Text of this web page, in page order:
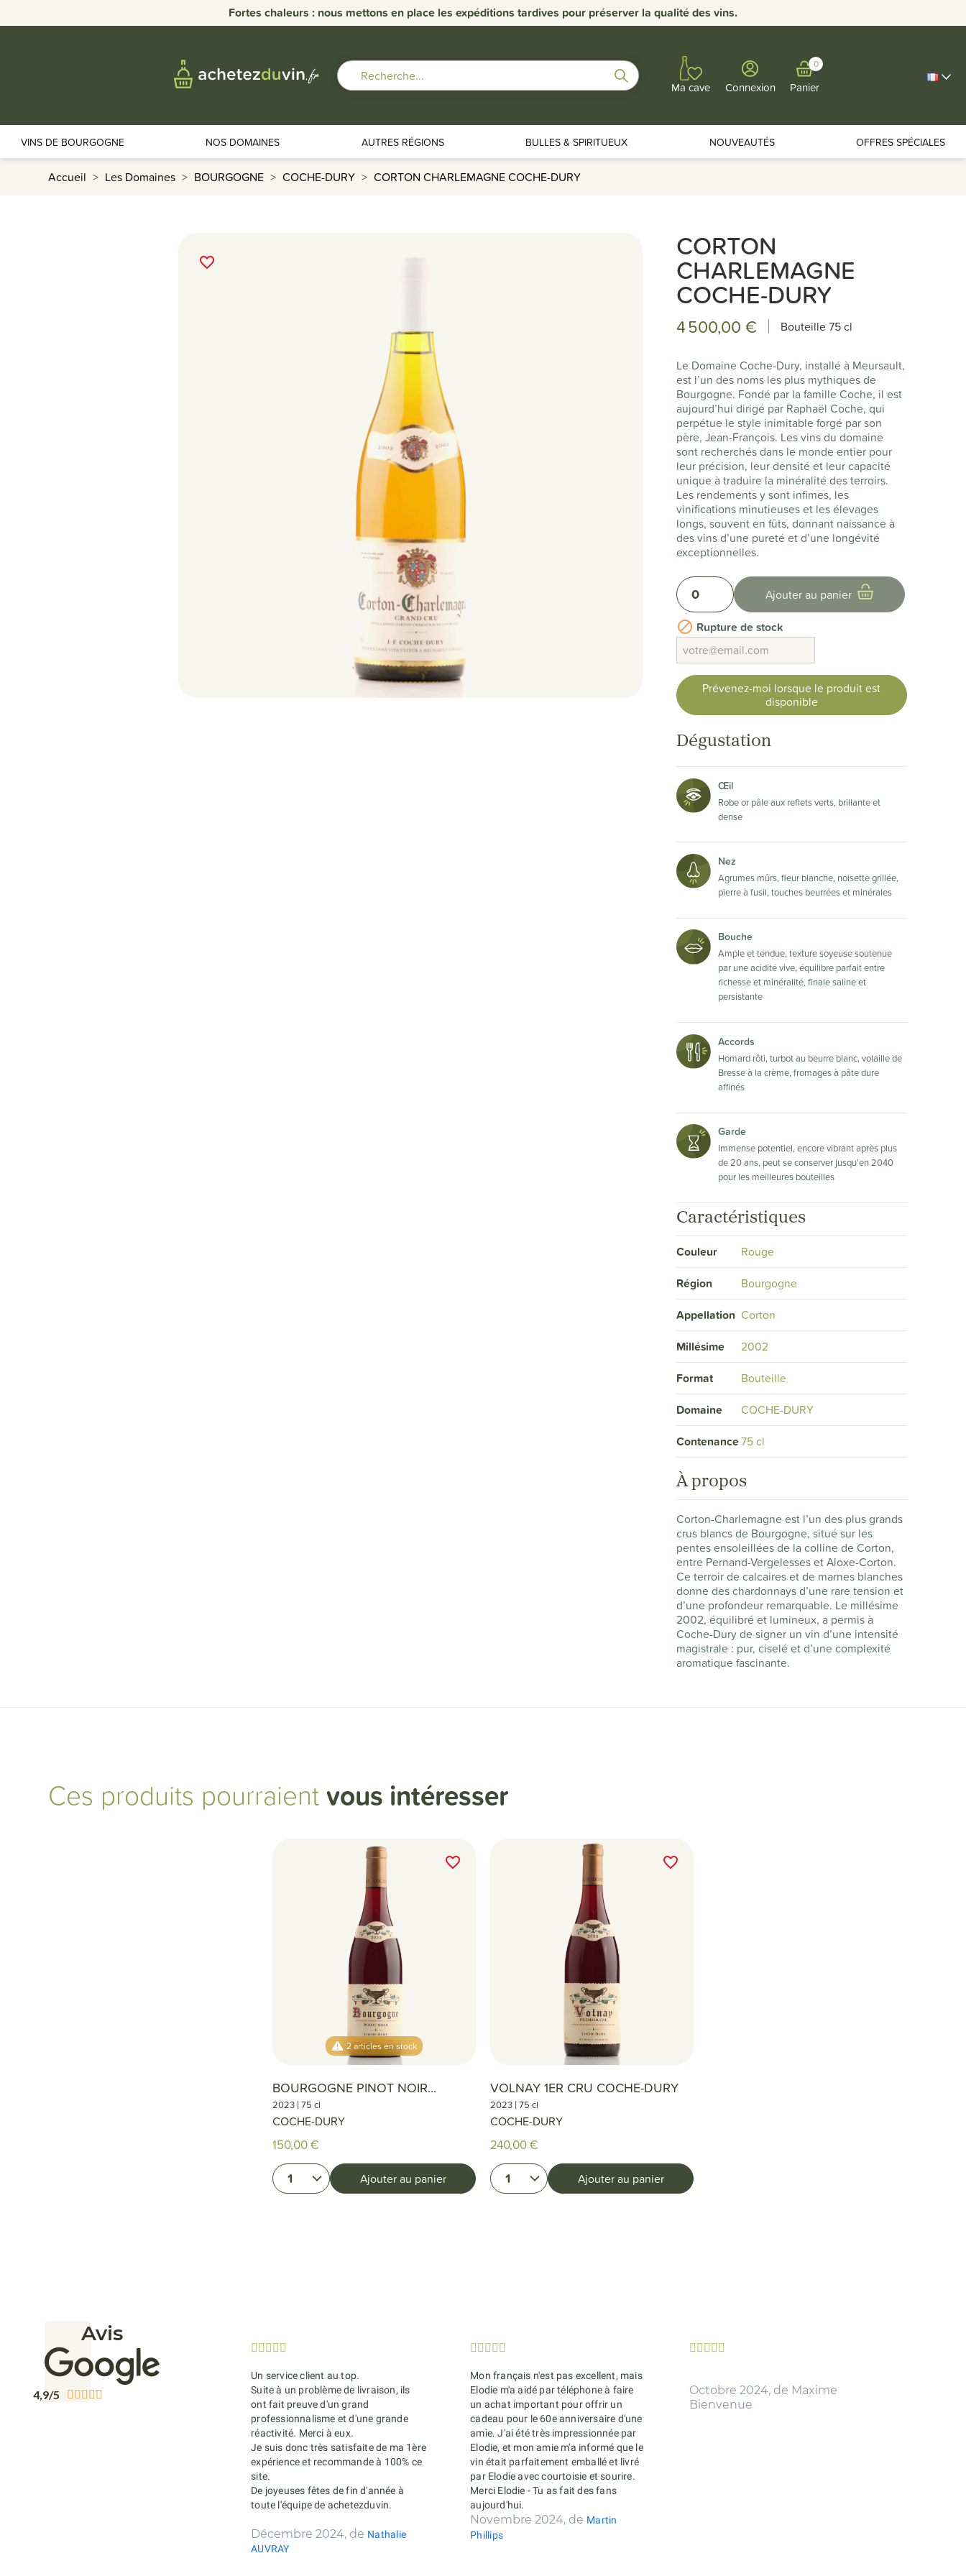
Fortes chaleurs : nous mettons en place les expéditions tardives pour préserver la qualité des vins.
Ma cave Connexion Panier
0
VINS DE BOURGOGNE NOS DOMAINES AUTRES RÉGIONS BULLES & SPIRITUEUX NOUVEAUTÉS OFFRES SPÉCIALES
Accueil Les Domaines BOURGOGNE COCHE-DURY CORTON CHARLEMAGNE COCHE-DURY
favorite_border CORTON
CHARLEMAGNE
COCHE-DURY
4 500,00 € Bouteille75 cl
Le Domaine Coche-Dury, installé à Meursault,
est l’un des noms les plus mythiques de
Bourgogne. Fondé par la famille Coche, il est
aujourd’hui dirigé par Raphaël Coche, qui
perpétue le style inimitable forgé par son
père, Jean-François. Les vins du domaine
sont recherchés dans le monde entier pour
leur précision, leur densité et leur capacité
unique à traduire la minéralité des terroirs.
Les rendements y sont infimes, les
vinifications minutieuses et les élevages
longs, souvent en fûts, donnant naissance à
des vins d’une pureté et d’une longévité
exceptionnelles.
0 Ajouter au panier
 Rupture de stock
Prévenez-moi lorsque le produit est
disponible
Dégustation
Œil
Robe or pâle aux reflets verts, brillante et
dense
Nez
Agrumes mûrs, fleur blanche, noisette grillée,
pierre à fusil, touches beurrées et minérales
Bouche
Ample et tendue, texture soyeuse soutenue
par une acidité vive, équilibre parfait entre
richesse et minéralité, finale saline et
persistante
Accords
Homard rôti, turbot au beurre blanc, volaille de
Bresse à la crème, fromages à pâte dure
affinés
Garde
Immense potentiel, encore vibrant après plus
de 20 ans, peut se conserver jusqu’en 2040
pour les meilleures bouteilles
Caractéristiques
Couleur Rouge
Région Bourgogne
Appellation Corton
Millésime 2002
Format Bouteille
Domaine COCHE-DURY
Contenance75 cl
À propos
Corton-Charlemagne est l’un des plus grands
crus blancs de Bourgogne, situé sur les
pentes ensoleillées de la colline de Corton,
entre Pernand-Vergelesses et Aloxe-Corton.
Ce terroir de calcaires et de marnes blanches
donne des chardonnays d’une rare tension et
d’une profondeur remarquable. Le millésime
2002, équilibré et lumineux, a permis à
Coche-Dury de signer un vin d’une intensité
magistrale : pur, ciselé et d’une complexité
aromatique fascinante.
Ces produits pourraientvous intéresser
2 articles en stock
BOURGOGNE PINOT NOIR...
2023 |75 cl
COCHE-DURY
150,00 €
1 Ajouter au panier
favorite_border
VOLNAY 1ER CRU COCHE-DURY
2023 |75 cl
COCHE-DURY
240,00 €
1 Ajouter au panier
favorite_border
Avis
4,9/5     
    
Un service client au top.
Suite à un problème de livraison, ils
ont fait preuve d'un grand
professionnalisme et d'une grande
réactivité. Merci à eux.
Je suis donc très satisfaite de ma 1ère
expérience et recommande à 100% ce
site.
De joyeuses fêtes de fin d'année à
toute l'équipe de achetezduvin.
Décembre 2024, de Nathalie
AUVRAY
    
Mon français n'est pas excellent, mais
Elodie m'a aidé par téléphone à faire
un achat important pour offrir un
cadeau pour le 60e anniversaire d'une
amie. J'ai été très impressionnée par
Elodie, et mon amie m'a informé que le
vin était parfaitement emballé et livré
par Elodie avec courtoisie et sourire.
Merci Elodie - Tu as fait des fans
aujourd'hui.
Novembre 2024, de Martin
Phillips
    
Octobre 2024, de Maxime
Bienvenue